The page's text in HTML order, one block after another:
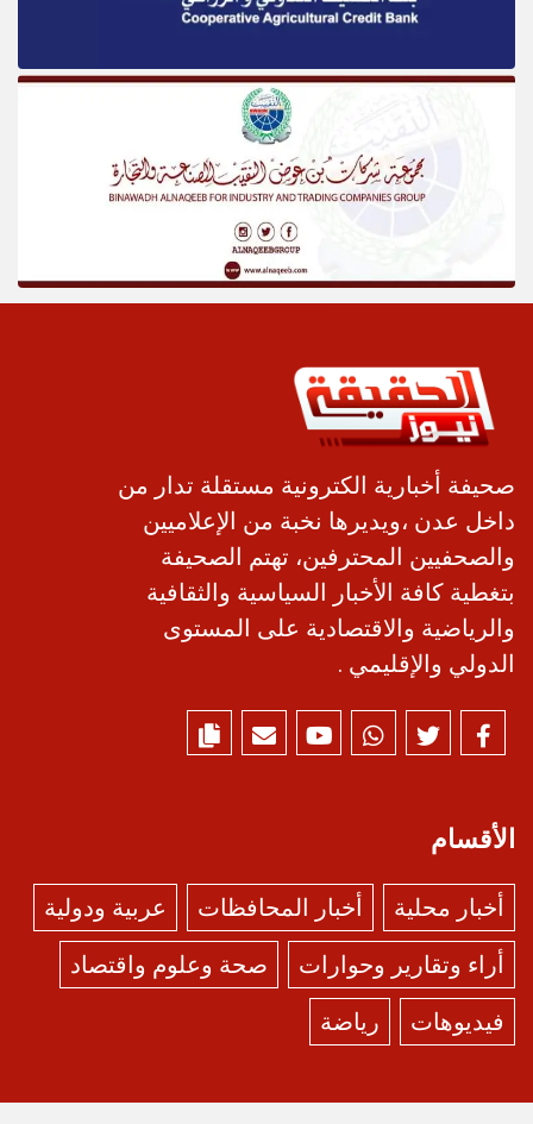
صحيفة أخبارية الكترونية مستقلة تدار من
داخل عدن ،ويديرها نخبة من الإعلاميين
والصحفيين المحترفين، تهتم الصحيفة
بتغطية كافة الأخبار السياسية والثقافية
والرياضية والاقتصادية على المستوى
الدولي والإقليمي .
الأقسام
أخبار محلية أخبار المحافظات
عربية ودولية
أراء وتقارير وحوارات
صحة وعلوم واقتصاد
فيديوهات
رياضة